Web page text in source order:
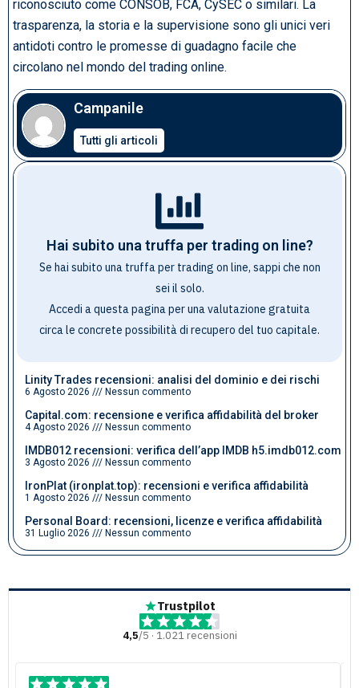
riconosciuto come CONSOB, FCA, CySEC o similari. La
trasparenza, la storia e la supervisione sono gli unici veri
antidoti contro le promesse di guadagno facile che
circolano nel mondo del trading online.
Campanile
Tutti gli articoli
Hai subito una truffa per trading on line?
Se hai subito una truffa per trading on line, sappi che non
sei il solo.
Accedi a questa pagina per una valutazione gratuita
circa le concrete possibilità di recupero del tuo capitale.
Linity Trades recensioni: analisi del dominio e dei rischi
6 Agosto 2026 Nessun commento
Capital.com: recensione e verifica affidabilità del broker
4 Agosto 2026 Nessun commento
IMDB012 recensioni: verifica dell’app IMDB h5.imdb012.com
3 Agosto 2026 Nessun commento
IronPlat (ironplat.top): recensioni e verifica affidabilità
1 Agosto 2026 Nessun commento
Personal Board: recensioni, licenze e verifica affidabilità
31 Luglio 2026 Nessun commento
Trustpilot
4,5/5 · 1.021 recensioni